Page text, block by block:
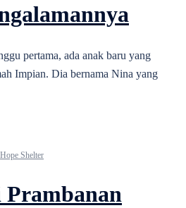
pertama, ada anak baru yang
Impian. Dia bernama Nina yang
Hope Shelter